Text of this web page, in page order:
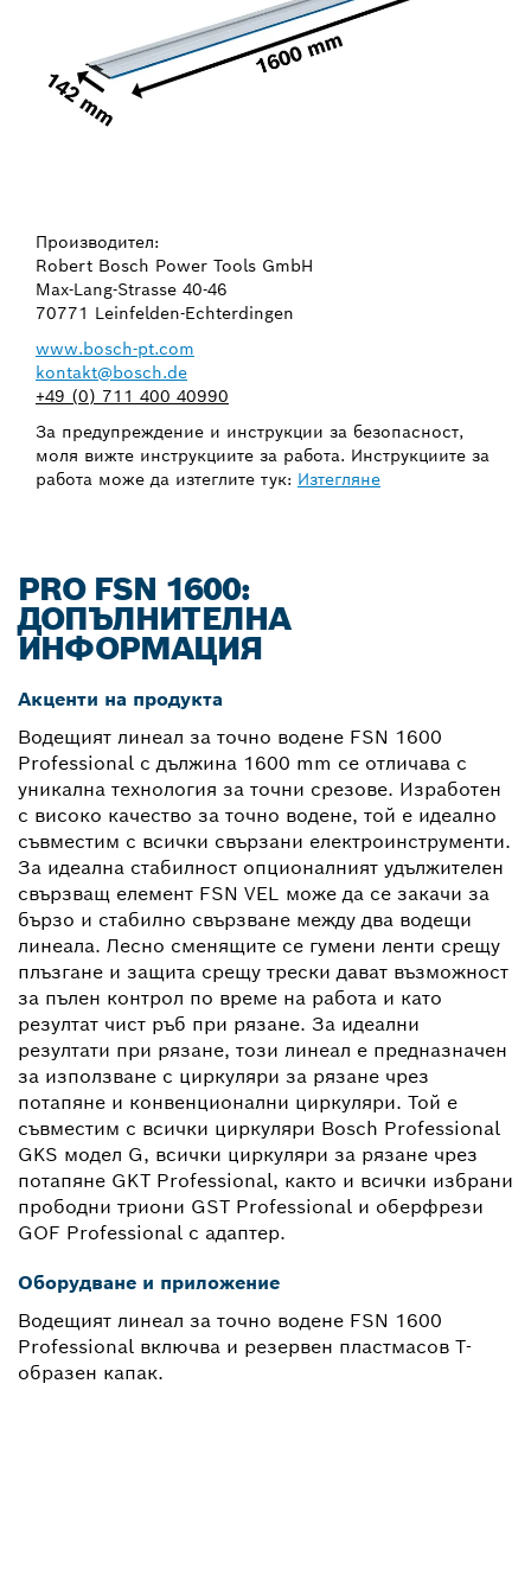
Производител:
Robert Bosch Power Tools GmbH
Max-Lang-Strasse 40-46
70771 Leinfelden-Echterdingen
www.bosch-pt.com
kontakt@bosch.de
+49 (0) 711 400 40990
За предупреждение и инструкции за безопасност,
моля вижте инструкциите за работа. Инструкциите за
работа може да изтеглите тук: Изтегляне
PRO FSN 1600:
ДОПЪЛНИТЕЛНА
ИНФОРМАЦИЯ
Акценти на продукта
Водещият линеал за точно водене FSN 1600
Professional с дължина 1600 mm се отличава с
уникална технология за точни срезове. Изработен
с високо качество за точно водене, той е идеално
съвместим с всички свързани електроинструменти.
За идеална стабилност опционалният удължителен
свързващ елемент FSN VEL може да се закачи за
бързо и стабилно свързване между два водещи
линеала. Лесно сменящите се гумени ленти срещу
плъзгане и защита срещу трески дават възможност
за пълен контрол по време на работа и като
резултат чист ръб при рязане. За идеални
резултати при рязане, този линеал е предназначен
за използване с циркуляри за рязане чрез
потапяне и конвенционални циркуляри. Той е
съвместим с всички циркуляри Bosch Professional
GKS модел G, всички циркуляри за рязане чрез
потапяне GKT Professional, както и всички избрани
прободни триони GST Professional и оберфрези
GOF Professional с адаптер.
Оборудване и приложение
Водещият линеал за точно водене FSN 1600
Professional включва и резервен пластмасов T-
образен капак.